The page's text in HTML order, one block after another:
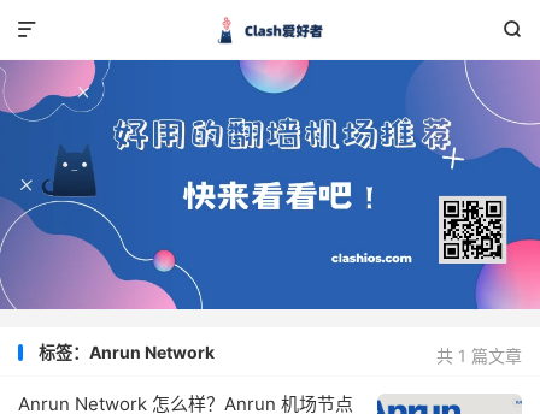


共 1 篇文章
标签：Anrun Network
Anrun Network 怎么样？Anrun 机场节点